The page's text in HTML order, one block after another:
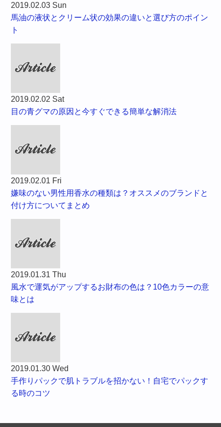
2019.02.03 Sun
馬油の液状とクリーム状の効果の違いと選び方のポイン
ト
2019.02.02 Sat
目の青グマの原因と今すぐできる簡単な解消法
2019.02.01 Fri
嫌味のない男性用香水の種類は？オススメのブランドと
付け方についてまとめ
2019.01.31 Thu
風水で運気がアップするお財布の色は？10色カラーの意
味とは
2019.01.30 Wed
手作りパックで肌トラブルを招かない！自宅でパックす
る時のコツ